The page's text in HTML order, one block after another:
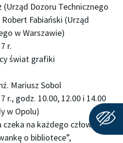
(Urząd Dozoru Technicznego
Fabiański (Urząd
w Warszawie)
r.
świat grafiki
Mariusz Sobol
r., godz. 10.00, 12.00 i 14.00
w Opolu)
na każdego człowieka
o bibliotece”,